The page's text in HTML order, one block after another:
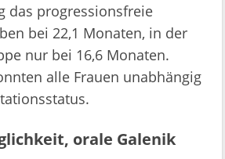
das progressionsfreie
bei 22,1 Monaten, in der
nur bei 16,6 Monaten.
alle Frauen unabhängig
orale Galenik